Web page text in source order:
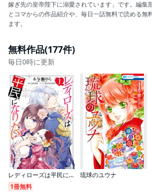
嫁ぎ先の皇帝陛下に溺愛されています」です。編集
とコマからの作品紹介や、毎日一話無料で読める無
ます。
無料作品(177件)
毎日0時に更新
レディローズは平民になりたい
1冊無料
琉球のユウナ